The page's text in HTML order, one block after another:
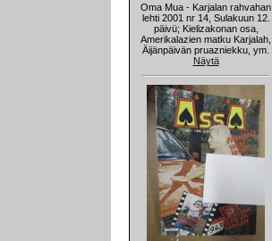
Oma Mua - Karjalan rahvahan
lehti 2001 nr 14, Sulakuun 12.
päivü; Kielizakonan osa,
Amerikalazien matku Karjalah,
Äijänpäivän pruazniekku, ym.
Näytä